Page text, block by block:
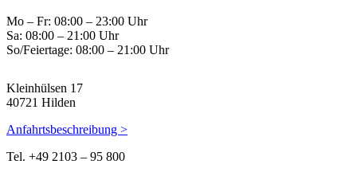
Mo – Fr: 08:00 – 23:00 Uhr
Sa: 08:00 – 21:00 Uhr
So/Feiertage: 08:00 – 21:00 Uhr
Kleinhülsen 17
40721 Hilden
Anfahrtsbeschreibung >
Tel. +49 2103 – 95 800